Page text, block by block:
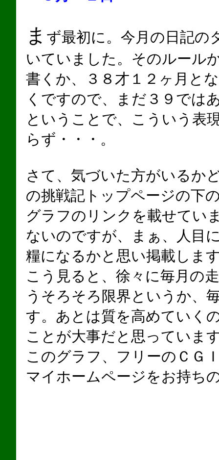
ま ず最初に。今月の日記の
いていました。そのルール
書くか、３８才１２ヶ月と
くですので、まだ３９では
ということで、こういう表
らず・・・。
さて、気づいた方がいるか
の挑戦記トップページの下
グラフのリンクを載せてい
ないのですが、まぁ、人目
糧になるかと思い掲載しま
こう見ると、徐々に毎月の
うそろそろ限界というか、
す。あとは質を高めていく
ことが大事だと思っていま
このグラフ、フリーのＣＧ
マイホームページをお持ち